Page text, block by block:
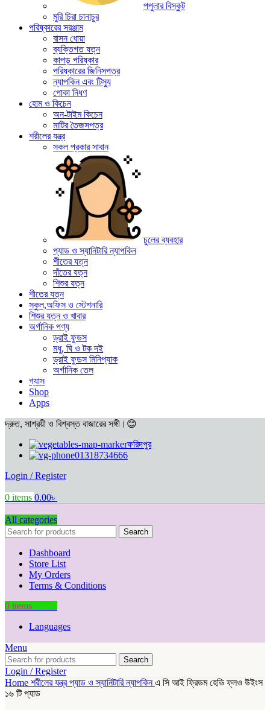
পপুলার বিস্কুট
মুরি চিরা চানাচুর
পরিষ্কারের সরঞ্জাম
বাসন ধোয়া
ব্যক্তিগত যত্ন
কাপড় পরিষ্কার
পরিষ্কারের জিনিসপত্র
ন্যাপকিন এবং টিস্যু
পোকা নিধণ
হোম ও কিচেন
অন-টাইম কিচেন
মাটির তৈজসপত্র
শরীলের যন্ত্র
সকল প্রকার সাবান
চুলের ব্যবহার
প্যাড ও স্যানিটারি ন্যাপকিন
শীতের যত্ন
দাঁতের যত্ন
শিশুর যত্ন
শীতের যত্ন
স্কুল,অফিস ও স্টেশনারি
শিশুর যত্ন ও খাবার
অর্গানিক পণ্য
ড্রাই ফুডস
মধু, ঘি ও টক দই
ড্রাই ফুডস মিনিপ্যাক
অর্গানিক তেল
গ্যাস
Shop
Apps
দ্রুত, সাশ্রয়ী ও বিশ্বস্ত বাজারের সঙ্গী।😊
ফরিদপুর
01318734666
Login / Register
0 items 0.00৳
All categories
Search
Dashboard
Store List
My Orders
Terms & Conditions
0 items
Languages
Menu
Search
Login / Register
Home শরীলের যন্ত্রপ্যাড ও স্যানিটারি ন্যাপকিনএ সি আই ফ্রিডম হেভি ফ্লও উইংস
১৬ টি প্যাড